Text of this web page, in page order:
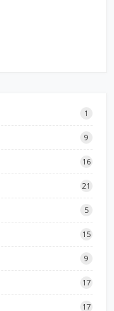
1
9
16
21
5
15
9
17
17